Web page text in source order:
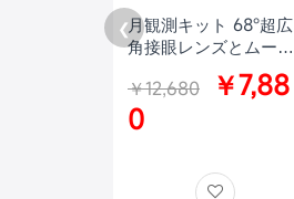
❮月観測キット 68°超広
角接眼レンズとムーン
フィルターセット
￥12,680
￥7,88
0